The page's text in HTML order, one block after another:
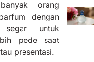
orang
dengan
segar untuk
pede saat
presentasi.